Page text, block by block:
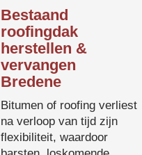
Bestaand
roofingdak
herstellen &
vervangen
Bredene
Bitumen of roofing verliest
na verloop van tijd zijn
flexibiliteit, waardoor